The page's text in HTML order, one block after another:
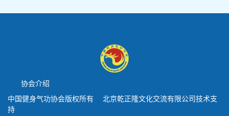
协会介绍
中国健身气功协会版权所有 北京乾正隆文化交流有限公司技术支
持